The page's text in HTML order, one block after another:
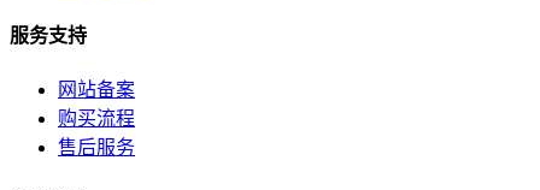
服务支持
网站备案
购买流程
售后服务